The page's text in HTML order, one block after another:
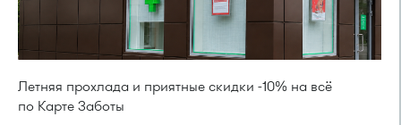
Летняя прохлада и приятные скидки -10% на всё
по Карте Заботы